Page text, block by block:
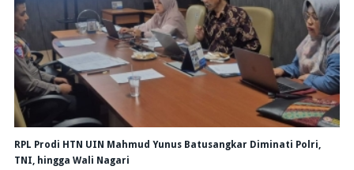
RPL Prodi HTN UIN Mahmud Yunus Batusangkar Diminati Polri,
TNI, hingga Wali Nagari